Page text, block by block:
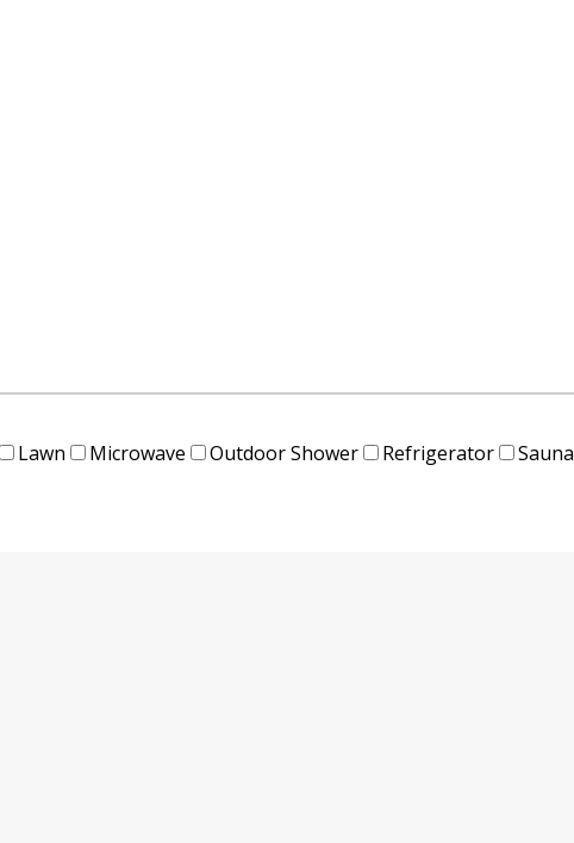
Lawn Microwave Outdoor Shower Refrigerator Sauna